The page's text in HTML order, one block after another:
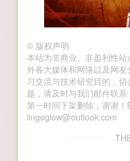
© 版权声明
本站为非商业、非盈利性
外各大媒体和网络以及网
习交流与技术研究目的，
题，请及时与我们邮件联
第一时间下架删除，谢谢！
lingoglow@outlook.com